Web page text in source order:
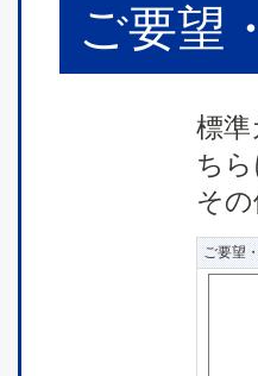
ご要望
標
ち
そ
ご要望